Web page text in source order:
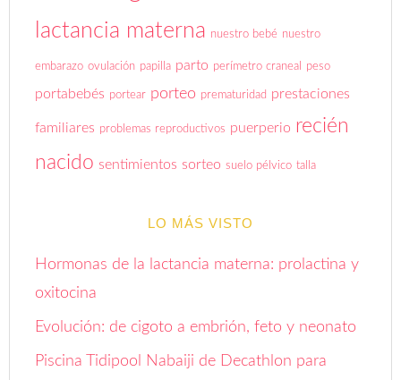
lactancia materna nuestro bebé nuestro
embarazo ovulación papilla parto perímetro craneal peso
portabebés portear porteo prematuridad prestaciones
familiares problemas reproductivos puerperio recién
nacido sentimientos sorteo suelo pélvico talla
LO MÁS VISTO
Hormonas de la lactancia materna: prolactina y
oxitocina
Evolución: de cigoto a embrión, feto y neonato
Piscina Tidipool Nabaiji de Decathlon para